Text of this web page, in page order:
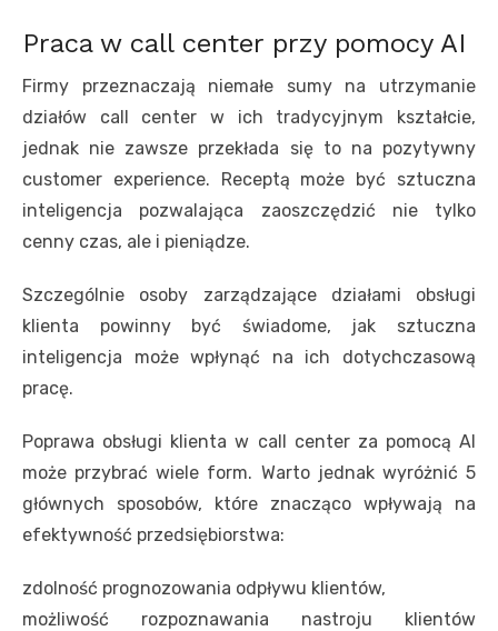
Praca w call center przy pomocy AI
Firmy przeznaczają niemałe sumy na utrzymanie
działów call center w ich tradycyjnym kształcie,
jednak nie zawsze przekłada się to na pozytywny
customer experience. Receptą może być sztuczna
inteligencja pozwalająca zaoszczędzić nie tylko
cenny czas, ale i pieniądze.
Szczególnie osoby zarządzające działami obsługi
klienta powinny być świadome, jak sztuczna
inteligencja może wpłynąć na ich dotychczasową
pracę.
Poprawa obsługi klienta w call center za pomocą AI
może przybrać wiele form. Warto jednak wyróżnić 5
głównych sposobów, które znacząco wpływają na
efektywność przedsiębiorstwa:
zdolność prognozowania odpływu klientów,
możliwość rozpoznawania nastroju klientów